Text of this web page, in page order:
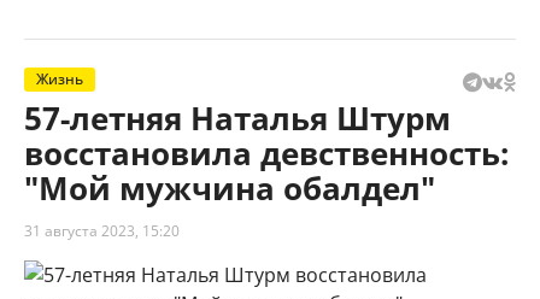
Жизнь
57-летняя Наталья Штурм
восстановила девственность:
"Мой мужчина обалдел"
31 августа 2023, 15:20